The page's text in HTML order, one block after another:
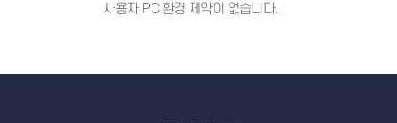
사용자 PC 환경 제약이 없습니다.